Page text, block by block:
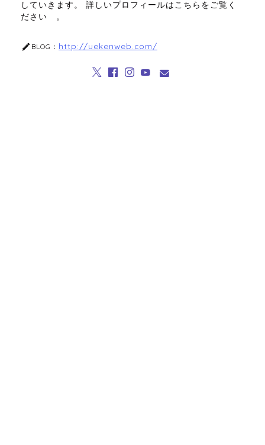
していきます。 詳しいプロフィールはこちらをご覧く
ださい 。
BLOG： http://uekenweb.com/